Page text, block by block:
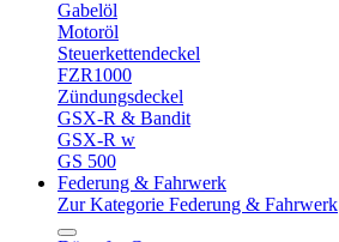
Gabelöl
Motoröl
Steuerkettendeckel
FZR1000
Zündungsdeckel
GSX-R & Bandit
GSX-R w
GS 500
Federung & Fahrwerk
Zur Kategorie Federung & Fahrwerk